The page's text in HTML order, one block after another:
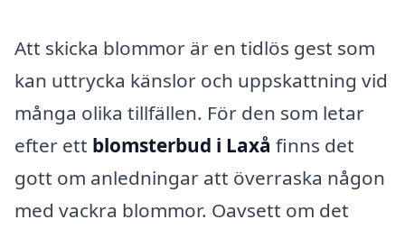
Att skicka blommor är en tidlös gest som
kan uttrycka känslor och uppskattning vid
många olika tillfällen. För den som letar
efter ett blomsterbud i Laxå finns det
gott om anledningar att överraska någon
med vackra blommor. Oavsett om det